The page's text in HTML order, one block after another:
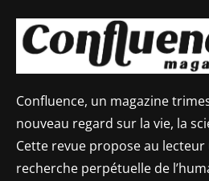
Confluence, un magazine
nouveau regard sur la vie, la
Cette revue propose au lecteur
recherche perpétuelle de